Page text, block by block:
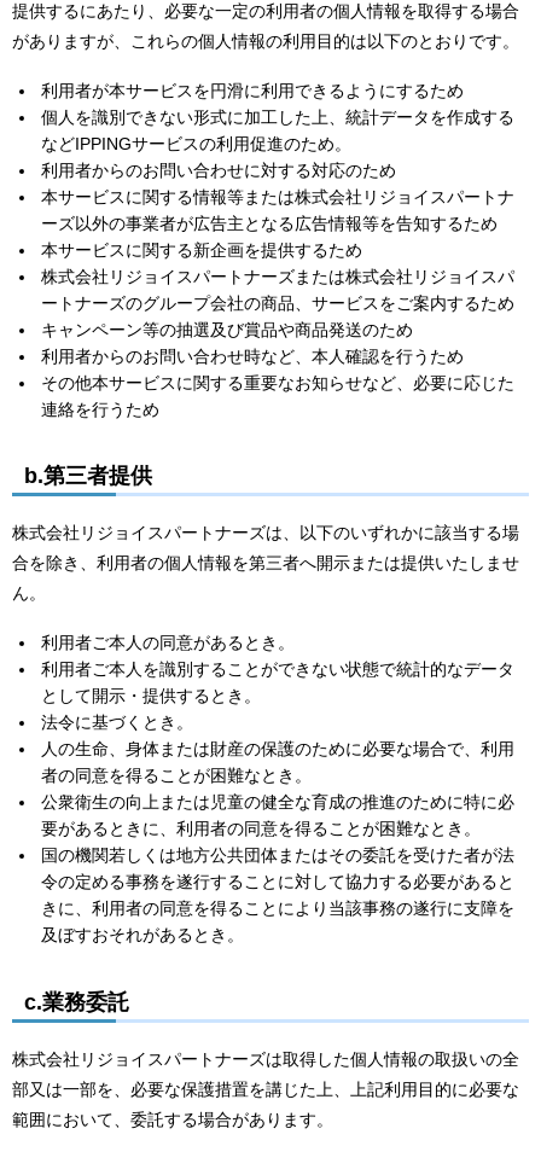
提供するにあたり、必要な一定の利用者の個人情報を取得する場合
がありますが、これらの個人情報の利用目的は以下のとおりです。
利用者が本サービスを円滑に利用できるようにするため
個人を識別できない形式に加工した上、統計データを作成する
などIPPINGサービスの利用促進のため。
利用者からのお問い合わせに対する対応のため
本サービスに関する情報等または株式会社リジョイスパートナ
ーズ以外の事業者が広告主となる広告情報等を告知するため
本サービスに関する新企画を提供するため
株式会社リジョイスパートナーズまたは株式会社リジョイスパ
ートナーズのグループ会社の商品、サービスをご案内するため
キャンペーン等の抽選及び賞品や商品発送のため
利用者からのお問い合わせ時など、本人確認を行うため
その他本サービスに関する重要なお知らせなど、必要に応じた
連絡を行うため
b.第三者提供
株式会社リジョイスパートナーズは、以下のいずれかに該当する場
合を除き、利用者の個人情報を第三者へ開示または提供いたしませ
ん。
利用者ご本人の同意があるとき。
利用者ご本人を識別することができない状態で統計的なデータ
として開示・提供するとき。
法令に基づくとき。
人の生命、身体または財産の保護のために必要な場合で、利用
者の同意を得ることが困難なとき。
公衆衛生の向上または児童の健全な育成の推進のために特に必
要があるときに、利用者の同意を得ることが困難なとき。
国の機関若しくは地方公共団体またはその委託を受けた者が法
令の定める事務を遂行することに対して協力する必要があると
きに、利用者の同意を得ることにより当該事務の遂行に支障を
及ぼすおそれがあるとき。
c.業務委託
株式会社リジョイスパートナーズは取得した個人情報の取扱いの全
部又は一部を、必要な保護措置を講じた上、上記利用目的に必要な
範囲において、委託する場合があります。